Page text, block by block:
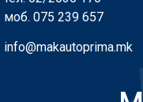
моб. 075 239 657
info@makautoprima.mk